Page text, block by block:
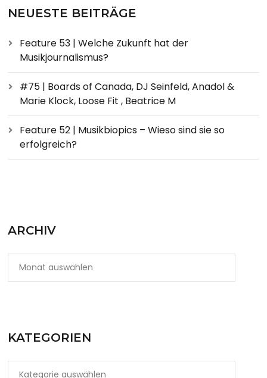
NEUESTE BEITRÄGE
Feature 53 | Welche Zukunft hat der
Musikjournalismus?
#75 | Boards of Canada, DJ Seinfeld, Anadol &
Marie Klock, Loose Fit , Beatrice M
Feature 52 | Musikbiopics – Wieso sind sie so
erfolgreich?
ARCHIV
KATEGORIEN